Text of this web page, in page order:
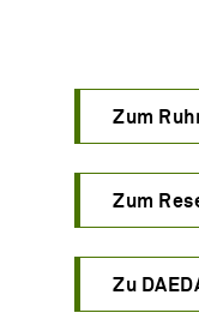
Zum
Zum
Zu